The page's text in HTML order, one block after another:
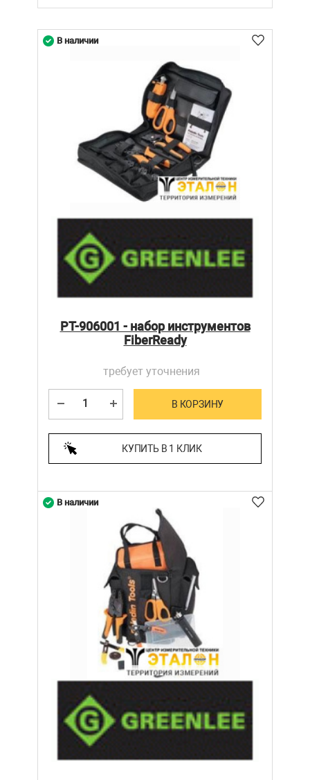
PT-906001 - набор инструментов
FiberReady
требует уточнения
В КОРЗИНУ
КУПИТЬ В 1 КЛИК
В наличии
В наличии